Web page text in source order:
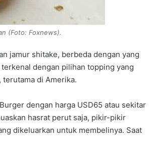
(Foto: Foxnews).
jamur shitake, berbeda dengan yang
dengan pilihan topping yang
di Amerika.
dengan harga USD65 atau sekitar
hasrat perut saja, pikir-pikir
dikeluarkan untuk membelinya. Saat